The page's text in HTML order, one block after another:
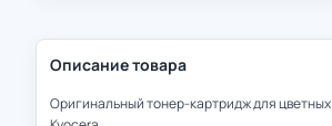
Описание товара
Оригинальный тонер-картридж для